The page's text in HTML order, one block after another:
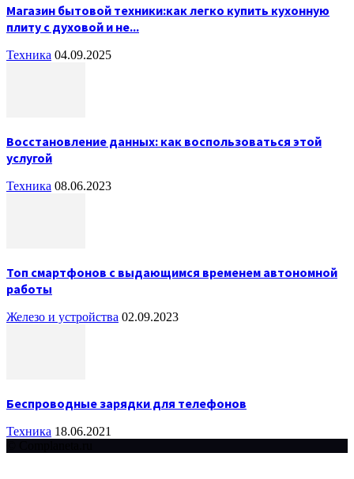
Магазин бытовой техники:как легко купить кухонную
плиту с духовой и не...
Техника 04.09.2025
Восстановление данных: как воспользоваться этой
услугой
Техника 08.06.2023
Топ смартфонов с выдающимся временем автономной
работы
Железо и устройства 02.09.2023
Беспроводные зарядки для телефонов
Техника 18.06.2021